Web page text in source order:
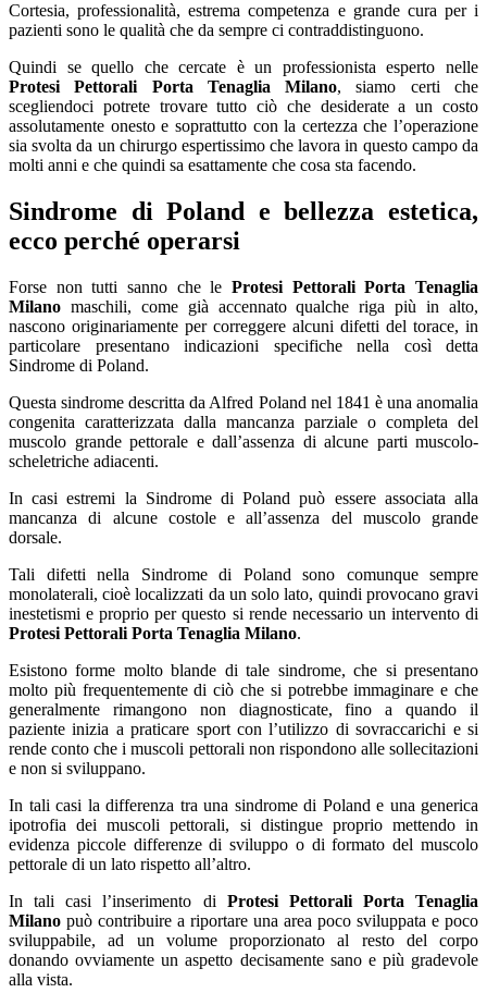
Cortesia, professionalità, estrema competenza e grande cura per i
pazienti sono le qualità che da sempre ci contraddistinguono.
Quindi se quello che cercate è un professionista esperto nelle
Protesi Pettorali Porta Tenaglia Milano, siamo certi che
scegliendoci potrete trovare tutto ciò che desiderate a un costo
assolutamente onesto e soprattutto con la certezza che l’operazione
sia svolta da un chirurgo espertissimo che lavora in questo campo da
molti anni e che quindi sa esattamente che cosa sta facendo.
Sindrome di Poland e bellezza estetica,
ecco perché operarsi
Forse non tutti sanno che le Protesi Pettorali Porta Tenaglia
Milano maschili, come già accennato qualche riga più in alto,
nascono originariamente per correggere alcuni difetti del torace, in
particolare presentano indicazioni specifiche nella così detta
Sindrome di Poland.
Questa sindrome descritta da Alfred Poland nel 1841 è una anomalia
congenita caratterizzata dalla mancanza parziale o completa del
muscolo grande pettorale e dall’assenza di alcune parti muscolo-
scheletriche adiacenti.
In casi estremi la Sindrome di Poland può essere associata alla
mancanza di alcune costole e all’assenza del muscolo grande
dorsale.
Tali difetti nella Sindrome di Poland sono comunque sempre
monolaterali, cioè localizzati da un solo lato, quindi provocano gravi
inestetismi e proprio per questo si rende necessario un intervento di
Protesi Pettorali Porta Tenaglia Milano.
Esistono forme molto blande di tale sindrome, che si presentano
molto più frequentemente di ciò che si potrebbe immaginare e che
generalmente rimangono non diagnosticate, fino a quando il
paziente inizia a praticare sport con l’utilizzo di sovraccarichi e si
rende conto che i muscoli pettorali non rispondono alle sollecitazioni
e non si sviluppano.
In tali casi la differenza tra una sindrome di Poland e una generica
ipotrofia dei muscoli pettorali, si distingue proprio mettendo in
evidenza piccole differenze di sviluppo o di formato del muscolo
pettorale di un lato rispetto all’altro.
In tali casi l’inserimento di Protesi Pettorali Porta Tenaglia
Milano può contribuire a riportare una area poco sviluppata e poco
sviluppabile, ad un volume proporzionato al resto del corpo
donando ovviamente un aspetto decisamente sano e più gradevole
alla vista.